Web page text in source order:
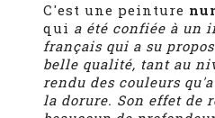
C'est une peinture
qui a été confiée à un
français qui a su
belle qualité, tant au
rendu des couleurs
la dorure. Son effet de